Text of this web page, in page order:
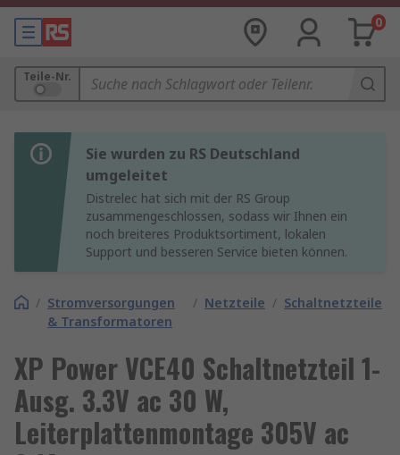
0
Teile-Nr.
Sie wurden zu RS Deutschland
umgeleitet
Distrelec hat sich mit der RS Group
zusammengeschlossen, sodass wir Ihnen ein
noch breiteres Produktsortiment, lokalen
Support und besseren Service bieten können.
/ Stromversorgungen
& Transformatoren
/ Netzteile / Schaltnetzteile
XP Power VCE40 Schaltnetzteil 1-
Ausg. 3.3V ac 30 W,
Leiterplattenmontage 305V ac